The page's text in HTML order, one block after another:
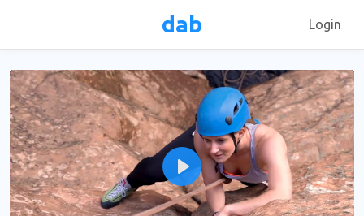
dab Login
Play